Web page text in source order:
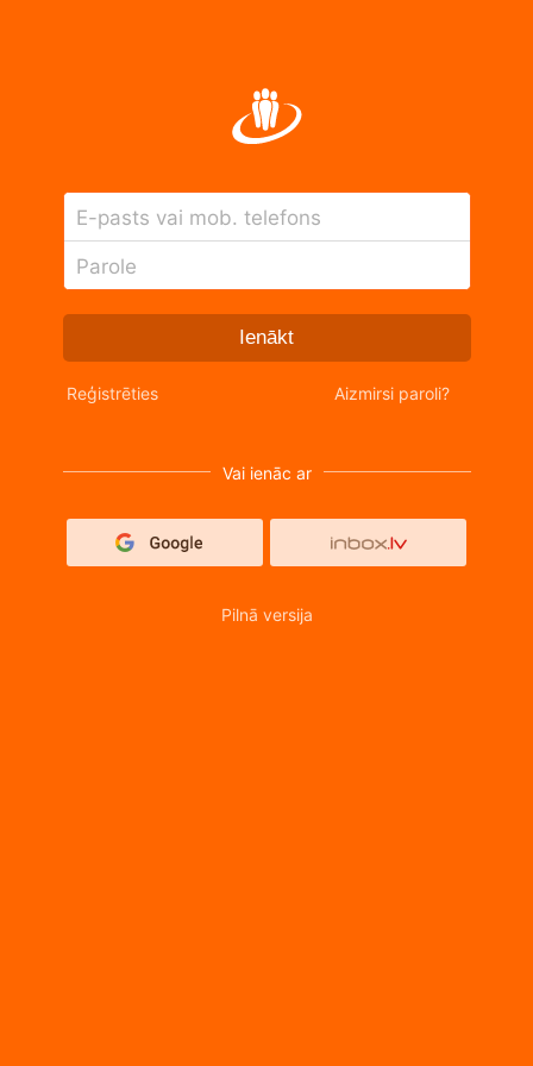
E-pasts vai mob. telefons
Parole
Ienākt
Reģistrēties Aizmirsi paroli?
Vai ienāc ar
Pilnā versija